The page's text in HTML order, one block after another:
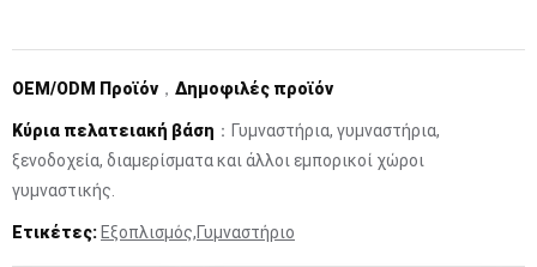
OEM/ODM Προϊόν ， Δημοφιλές προϊόν
Κύρια πελατειακή βάση ：Γυμναστήρια, γυμναστήρια,
ξενοδοχεία, διαμερίσματα και άλλοι εμπορικοί χώροι
γυμναστικής.
Ετικέτες: Εξοπλισμός,Γυμναστήριο